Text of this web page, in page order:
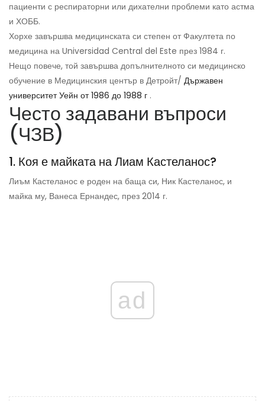
пациенти с респираторни или дихателни проблеми като астма
и ХОББ.
Хорхе завършва медицинската си степен от Факултета по
медицина на Universidad Central del Este през 1984 г.
Нещо повече, той завършва допълнителното си медицинско
обучение в Медицинския център в Детройт/ Държавен
университет Уейн от 1986 до 1988 г .
Често задавани въпроси
(ЧЗВ)
1. Коя е майката на Лиам Кастеланос?
Лиъм Кастеланос е роден на баща си, Ник Кастеланос, и
майка му, Ванеса Ернандес, през 2014 г.
ad